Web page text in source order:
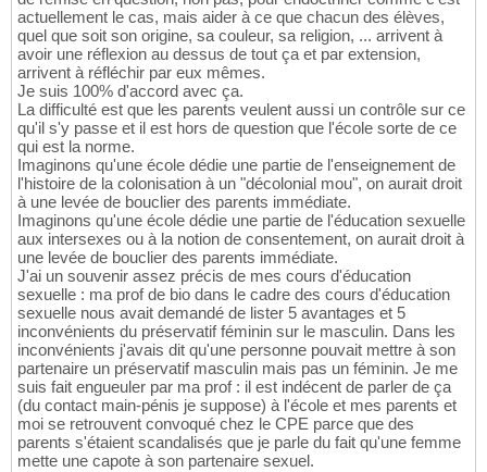
actuellement le cas, mais aider à ce que chacun des élèves,
quel que soit son origine, sa couleur, sa religion, ... arrivent à
avoir une réflexion au dessus de tout ça et par extension,
arrivent à réfléchir par eux mêmes.
Je suis 100% d'accord avec ça.
La difficulté est que les parents veulent aussi un contrôle sur ce
qu'il s'y passe et il est hors de question que l'école sorte de ce
qui est la norme.
Imaginons qu'une école dédie une partie de l'enseignement de
l'histoire de la colonisation à un "décolonial mou", on aurait droit
à une levée de bouclier des parents immédiate.
Imaginons qu'une école dédie une partie de l'éducation sexuelle
aux intersexes ou à la notion de consentement, on aurait droit à
une levée de bouclier des parents immédiate.
J'ai un souvenir assez précis de mes cours d'éducation
sexuelle : ma prof de bio dans le cadre des cours d'éducation
sexuelle nous avait demandé de lister 5 avantages et 5
inconvénients du préservatif féminin sur le masculin. Dans les
inconvénients j'avais dit qu'une personne pouvait mettre à son
partenaire un préservatif masculin mais pas un féminin. Je me
suis fait engueuler par ma prof : il est indécent de parler de ça
(du contact main-pénis je suppose) à l'école et mes parents et
moi se retrouvent convoqué chez le CPE parce que des
parents s'étaient scandalisés que je parle du fait qu'une femme
mette une capote à son partenaire sexuel.